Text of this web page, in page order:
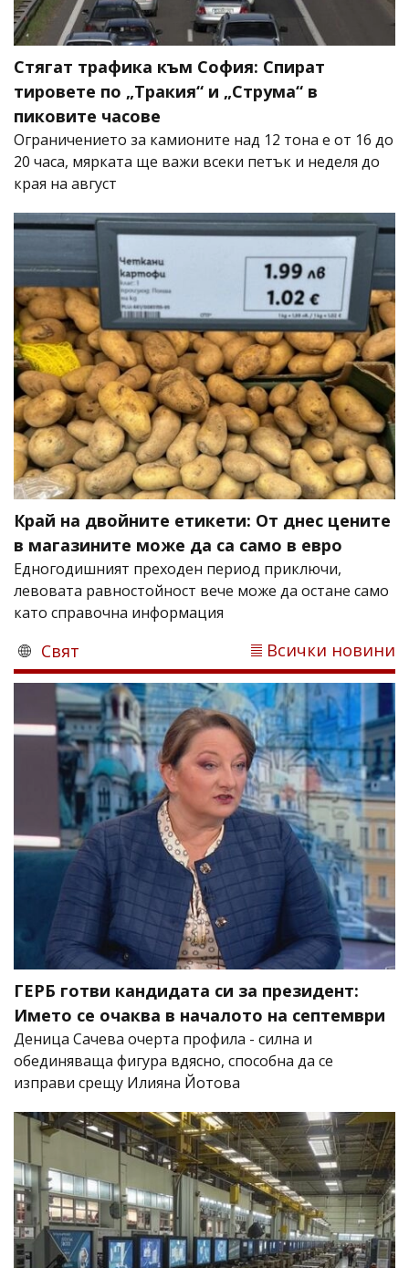
Стягат трафика към София: Спират
тировете по „Тракия“ и „Струма“ в
пиковите часове
Ограничението за камионите над 12 тона е от 16 до
20 часа, мярката ще важи всеки петък и неделя до
края на август
Край на двойните етикети: От днес цените
в магазините може да са само в евро
Едногодишният преходен период приключи,
левовата равностойност вече може да остане само
като справочна информация
Свят Всички новини
ГЕРБ готви кандидата си за президент:
Името се очаква в началото на септември
Деница Сачева очерта профила - силна и
обединяваща фигура вдясно, способна да се
изправи срещу Илияна Йотова